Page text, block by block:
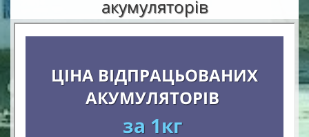
акумуляторів